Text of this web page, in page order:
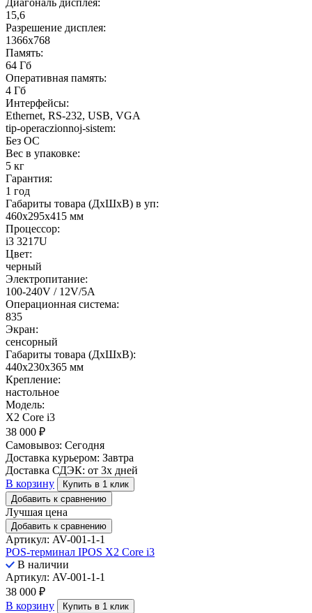
Диагональ дисплея:
15,6
Разрешение дисплея:
1366x768
Память:
64 Гб
Оперативная память:
4 Гб
Интерфейсы:
Ethernet, RS-232, USB, VGA
tip-operaczionnoj-sistem:
Без ОС
Вес в упаковке:
5 кг
Гарантия:
1 год
Габариты товара (ДxШxВ) в уп:
460x295x415 мм
Процессор:
i3 3217U
Цвет:
черный
Электропитание:
100-240V / 12V/5A
Операционная система:
835
Экран:
сенсорный
Габариты товара (ДxШxВ):
440x230x365 мм
Крепление:
настольное
Модель:
X2 Core i3
38 000 ₽
Самовывоз: Сегодня
Доставка курьером: Завтра
Доставка СДЭК: от 3х дней
В корзину
Купить в 1 клик
Добавить к сравнению
Лучшая цена
Добавить к сравнению
Артикул: AV-001-1-1
POS-терминал IPOS X2 Core i3
В наличии
Артикул: AV-001-1-1
38 000 ₽
В корзину
Купить в 1 клик